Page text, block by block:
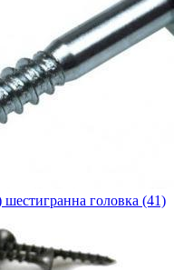
головка (41)